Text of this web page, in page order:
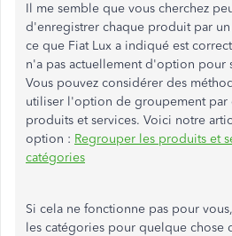
Il me semble que vous cherchez
d'enregistrer chaque produit par
ce que Fiat Lux a indiqué est
n'a pas actuellement d'option pour
Vous pouvez considérer des
utiliser l'option de groupement par
produits et services. Voici notre
option : Regrouper les produits et
catégories
Si cela ne fonctionne pas pour
les catégories pour quelque chose